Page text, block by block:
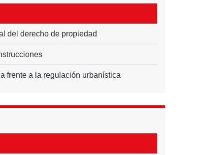
del derecho de propiedad
frente a la regulación urbanística